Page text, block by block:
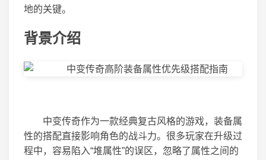
地的关键。
背景介绍
中变传奇作为一款经典复古风格的游戏，装备属
性的搭配直接影响角色的战斗力。很多玩家在升级过
程中，容易陷入“堆属性”的误区，忽略了属性之间的